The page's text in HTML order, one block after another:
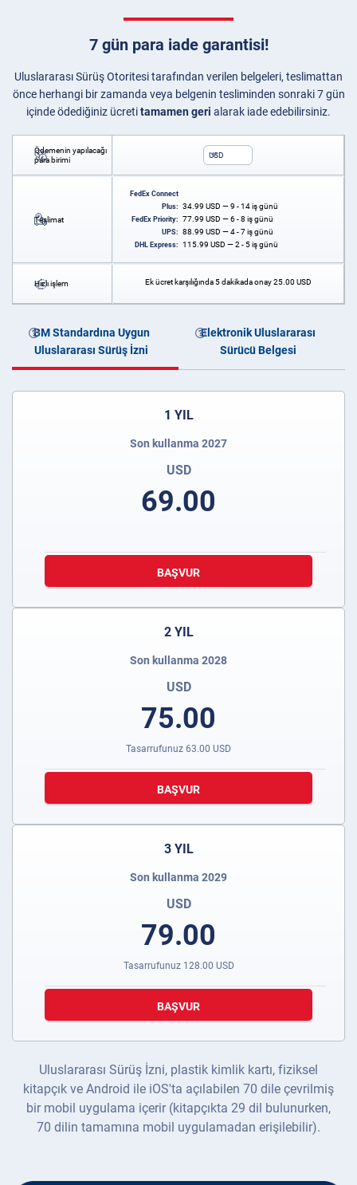
7 gün para iade garantisi!
Uluslararası Sürüş Otoritesi tarafından verilen belgeleri, teslimattan
önce herhangi bir zamanda veya belgenin tesliminden sonraki 7 gün
içinde ödediğiniz ücretitamamen geri alarak iade edebilirsiniz.
Ödemenin yapılacağı
para birimi
USD
Teslimat
FedEx Connect
Plus:
34.99 USD — 9 - 14 iş günü
FedEx Priority: 77.99 USD — 6 - 8 iş günü
UPS: 88.99 USD — 4 - 7 iş günü
DHL Express: 115.99 USD — 2 - 5 iş günü
Hızlı işlem Ek ücret karşılığında 5 dakikada onay25.00 USD
BM Standardına Uygun
Uluslararası Sürüş İzni
Elektronik Uluslararası
Sürücü Belgesi
1 YIL
Son kullanma 2027
USD
69.00
BAŞVUR
2 YIL
Son kullanma 2028
USD
75.00
Tasarrufunuz 63.00 USD
BAŞVUR
3 YIL
Son kullanma 2029
USD
79.00
Tasarrufunuz 128.00 USD
BAŞVUR
Uluslararası Sürüş İzni, plastik kimlik kartı, fiziksel
kitapçık ve Android ile iOS'ta açılabilen 70 dile çevrilmiş
bir mobil uygulama içerir (kitapçıkta 29 dil bulunurken,
70 dilin tamamına mobil uygulamadan erişilebilir).